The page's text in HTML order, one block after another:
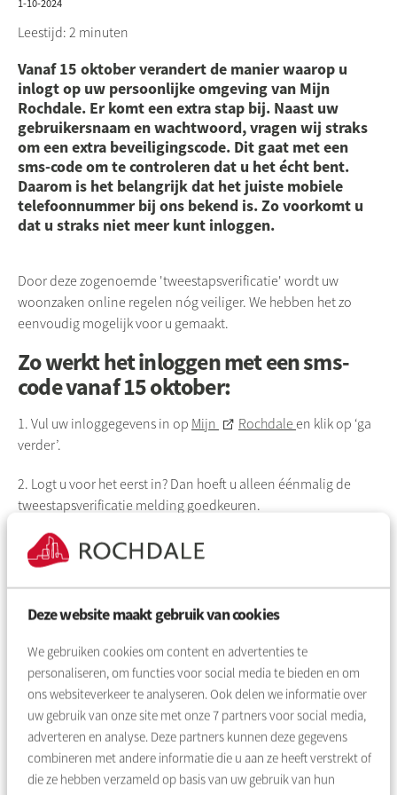
Deze website maakt gebruik van cookies
We gebruiken cookies om content en advertenties te
personaliseren, om functies voor social media te bieden en om
ons websiteverkeer te analyseren. Ook delen we informatie over
uw gebruik van onze site met onze7 partners voor social media,
adverteren en analyse. Deze partners kunnen deze gegevens
combineren met andere informatie die u aan ze heeft verstrekt of
die ze hebben verzameld op basis van uw gebruik van hun
1-10-2024
Leestijd: 2 minuten
Vanaf 15 oktober verandert de manier waarop u
inlogt op uw persoonlijke omgeving van Mijn
Rochdale. Er komt een extra stap bij. Naast uw
gebruikersnaam en wachtwoord, vragen wij straks
om een extra beveiligingscode. Dit gaat met een
sms-code om te controleren dat u het écht bent.
Daarom is het belangrijk dat het juiste mobiele
telefoonnummer bij ons bekend is. Zo voorkomt u
dat u straks niet meer kunt inloggen.
Door deze zogenoemde 'tweestapsverificatie' wordt uw
woonzaken online regelen nóg veiliger. We hebben het zo
eenvoudig mogelijk voor u gemaakt.
Zo werkt het inloggen met een sms-
code vanaf 15 oktober:
1. Vul uw inloggegevens in op Mijn Rochdale en klik op ‘ga
verder’.
2. Logt u voor het eerst in? Dan hoeft u alleen éénmalig de
tweestapsverificatie melding goedkeuren.
3. De eerstvolgende keren dat u inlogt, krijgt u automatisch
een beveiligingscode via een sms.
4. Vul de code in en klik op ‘ga verder'
Verder verandert er niets aan MijnRochdaleen kunt u online
uw woonzaken blijven regelen zoals u dat gewend bent.
Controleer uw telefoonnummer
U ontvangt een sms-code naar het mobiele telefoonnummer
dat u aan ons heeft doorgegeven. Het is dus belangrijk dat het
juiste telefoonnummer bij ons bekend is. Tot 15 oktober kunt u